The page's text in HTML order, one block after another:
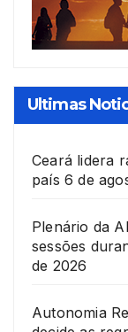
Ultimas
Ceará lidera
país 6 de
Plenário da
sessões
de 2026
Autonomia